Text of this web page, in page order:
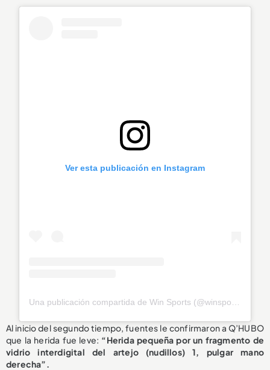
Ver esta publicación en Instagram
Al inicio del segundo tiempo, fuentes le confirmaron a Q’HUBO
que la herida fue leve: “Herida pequeña por un fragmento de
vidrio interdigital del artejo (nudillos) 1, pulgar mano
derecha”.